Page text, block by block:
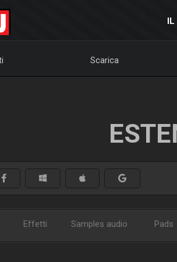
IL
Scarica
Effetti Samples audio Pads